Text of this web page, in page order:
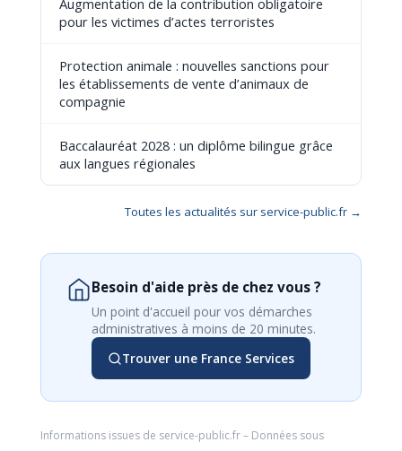
Augmentation de la contribution obligatoire
pour les victimes d’actes terroristes
Protection animale : nouvelles sanctions pour
les établissements de vente d’animaux de
compagnie
Baccalauréat 2028 : un diplôme bilingue grâce
aux langues régionales
Toutes les actualités sur service-public.fr →
Besoin d'aide près de chez vous ?
Un point d'accueil pour vos démarches
administratives à moins de 20 minutes.
Trouver une France Services
Informations issues de service-public.fr– Données sous